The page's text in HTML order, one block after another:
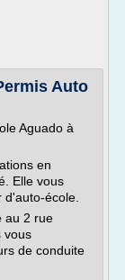
Auto
Aguado à
en
Elle vous
école.
au 2 rue
vous
de conduite